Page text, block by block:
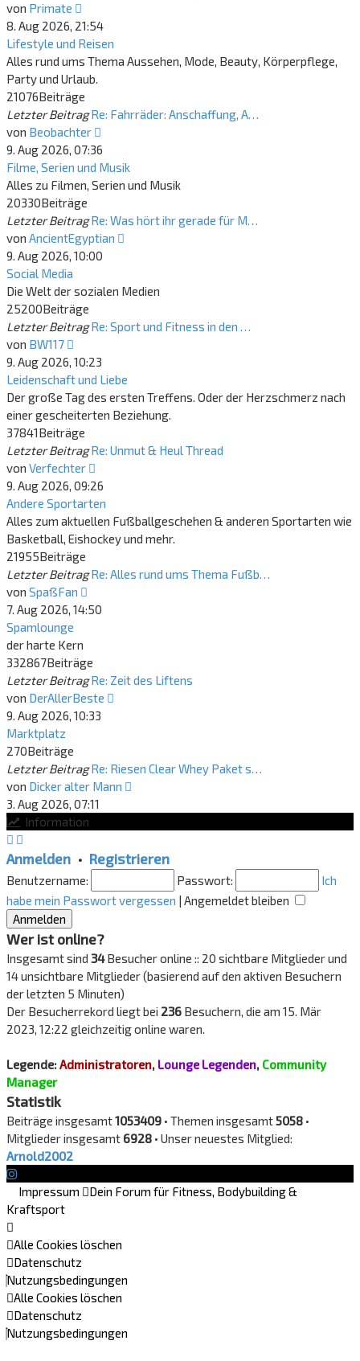
von Primate
Beitrag
8. Aug 2026, 21:54
Lifestyle und Reisen
Alles rund ums Thema Aussehen, Mode, Beauty, Körperpflege,
Party und Urlaub.
21076Beiträge
Letzter Beitrag Re: Fahrräder: Anschaffung, A…
von Beobachter
Beitrag
9. Aug 2026, 07:36
Filme, Serien und Musik
Alles zu Filmen, Serien und Musik
20330Beiträge
Letzter Beitrag Re: Was hört ihr gerade für M…
von AncientEgyptian
9. Aug 2026, 10:00
Social Media
Die Welt der sozialen Medien
25200Beiträge
Letzter Beitrag Re: Sport und Fitness in den …
von BW117
Beitrag
9. Aug 2026, 10:23
Leidenschaft und Liebe
Der große Tag des ersten Treffens. Oder der Herzschmerz nach
einer gescheiterten Beziehung.
37841Beiträge
Letzter Beitrag Re: Unmut & Heul Thread
von Verfechter
Beitrag
9. Aug 2026, 09:26
Andere Sportarten
Alles zum aktuellen Fußballgeschehen & anderen Sportarten wie
Basketball, Eishockey und mehr.
21955Beiträge
Letzter Beitrag Re: Alles rund ums Thema Fußb…
von SpaßFan
Beitrag
7. Aug 2026, 14:50
Spamlounge
der harte Kern
332867Beiträge
Letzter Beitrag Re: Zeit des Liftens
von DerAllerBeste
9. Aug 2026, 10:33
Marktplatz
270Beiträge
Letzter Beitrag Re: Riesen Clear Whey Paket s…
von Dicker alter Mann
3. Aug 2026, 07:11
Information
Anmelden • Registrieren
Benutzername: Passwort:
Ich
habe mein Passwort vergessen | Angemeldet bleiben
Wer ist online?
Insgesamt sind 34Besucher online :: 20 sichtbare Mitglieder und
14 unsichtbare Mitglieder (basierend auf den aktiven Besuchern
der letzten 5 Minuten)
Der Besucherrekord liegt bei 236 Besuchern, die am 15. Mär
2023, 12:22 gleichzeitig online waren.
Legende:Administratoren, Lounge Legenden, Community
Manager
Statistik
Beiträge insgesamt1053409 • Themen insgesamt5058 •
Mitglieder insgesamt 6928 • Unser neuestes Mitglied:
Arnold2002
Impressum
Dein Forum für Fitness, Bodybuilding &
Kraftsport
Alle Cookies löschen
Datenschutz
Nutzungsbedingungen
Alle Cookies löschen
Datenschutz
Nutzungsbedingungen